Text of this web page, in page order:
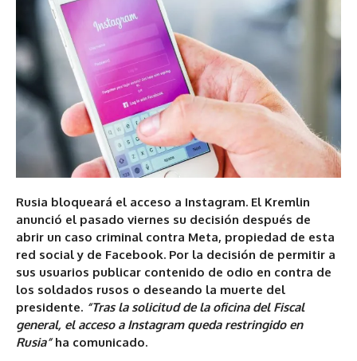
Rusia bloqueará el acceso a Instagram. El Kremlin
anunció el pasado viernes su decisión después de
abrir un caso criminal contra Meta, propiedad de esta
red social y de Facebook. Por la decisión de permitir a
sus usuarios publicar contenido de odio en contra de
los soldados rusos o deseando la muerte del
presidente. “Tras la solicitud de la oficina del Fiscal
general, el acceso a Instagram queda restringido en
Rusia”ha comunicado.